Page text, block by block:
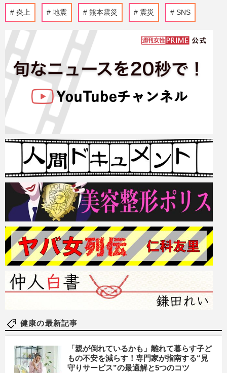
炎上 地震 熊本震災 震災 SNS
健康の最新記事
「親が倒れているかも」離れて暮らす子ど
もの不安を減らす！専門家が指南する“見
守りサービス”の最適解と5つのコツ